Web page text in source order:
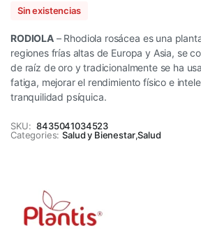
Sin existencias
RODIOLA– Rhodiola rosácea es una
regiones frías altas de Europa y Asia, se
de raíz de oro y tradicionalmente se ha
fatiga, mejorar el rendimiento físico e
tranquilidad psíquica.
SKU: 8435041034523
Categories: Salud y Bienestar,Salud